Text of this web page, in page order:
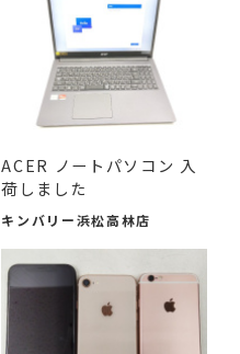
ACER ノートパソコン 入
荷しました
キンバリー浜松高林店